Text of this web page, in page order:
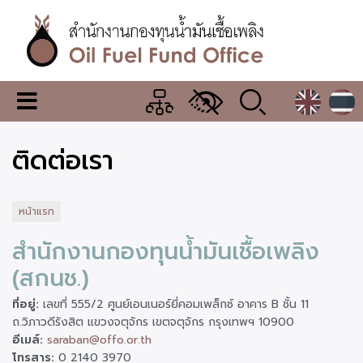
เนื้อหา
หลักสำนักงาน
กองทุน
น้ำมัน
เพลิง
เมนู
เปลี่ยน
ติดต่อเรา
หน้าแรก
สำนักงานกองทุนน้ำมันเชื้อเพลิง
(สกนช.)
ที่อยู่: เลขที่ 555/2 ศูนย์เอนเนอร์ยี่คอมเพล็กซ์ อาคาร B ชั้น 11
ถ.วิภาวดีรังสิต แขวงจตุจักร เขตจตุจักร กรุงเทพฯ 10900
อีเมล์: saraban@offo.or.th
โทรสาร: 0 2140 3970